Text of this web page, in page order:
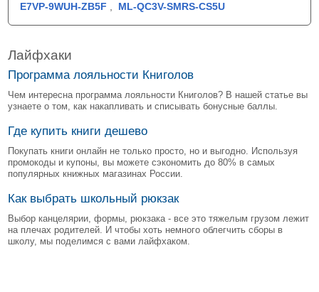
E7VP-9WUH-ZB5F
ML-QC3V-SMRS-CS5U
Лайфхаки
Программа лояльности Книголов
Чем интересна программа лояльности Книголов? В нашей статье вы
узнаете о том, как накапливать и списывать бонусные баллы.
Где купить книги дешево
Покупать книги онлайн не только просто, но и выгодно. Используя
промокоды и купоны, вы можете сэкономить до 80% в самых
популярных книжных магазинах России.
Как выбрать школьный рюкзак
Выбор канцелярии, формы, рюкзака - все это тяжелым грузом лежит
на плечах родителей. И чтобы хоть немного облегчить сборы в
школу, мы поделимся с вами лайфхаком.